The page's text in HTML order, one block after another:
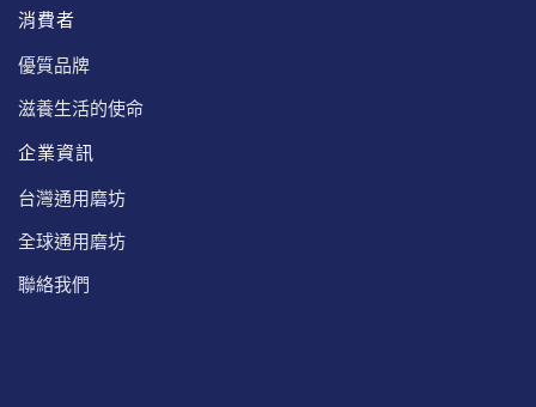
消費者
優質品牌
滋養生活的使命
企業資訊
台灣通用磨坊
全球通用磨坊
聯絡我們